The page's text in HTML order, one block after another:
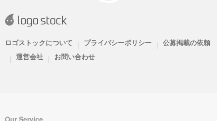
ロゴストックについて | プライバシーポリシー | 公募掲載の依頼
| 運営会社 | お問い合わせ
Our Service